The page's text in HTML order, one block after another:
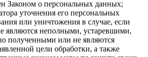
Законом о персональных данных;
уточнения его персональных
или уничтожения в случае, если
являются неполными, устаревшими,
полученными или не являются
цели обработки, а также